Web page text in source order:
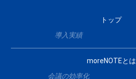
トップ
導入実績
moreNOTEとは
会議の効率化